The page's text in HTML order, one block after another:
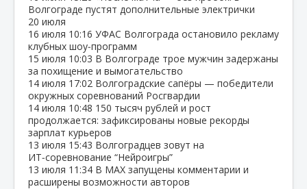
Волгограде пустят дополнительные электрички
20 июля
16 июля 10:16 УФАС Волгограда остановило рекламу
клубных шоу‑программ
15 июля 10:03 В Волгограде трое мужчин задержаны
за похищение и вымогательство
14 июля 17:02 Волгоградские сапёры — победители
окружных соревнований Росгвардии
14 июля 10:48 150 тысяч рублей и рост
продолжается: зафиксированы новые рекорды
зарплат курьеров
13 июля 15:43 Волгоградцев зовут на
ИТ‑соревнование “Нейроигры”
13 июля 11:34 В МАХ запущены комментарии и
расширены возможности авторов